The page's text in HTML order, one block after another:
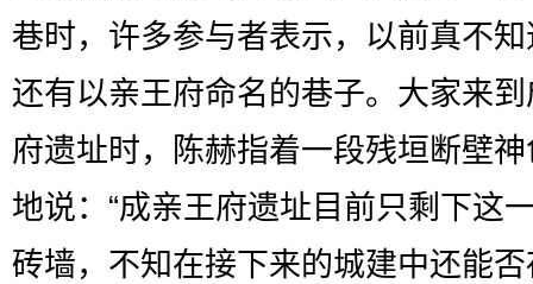
巷时，许多参与者表示，以前真不
还有以亲王府命名的巷子。大家来
府遗址时，陈赫指着一段残垣断壁
地说：“成亲王府遗址目前只剩下这
砖墙，不知在接下来的城建中还能否